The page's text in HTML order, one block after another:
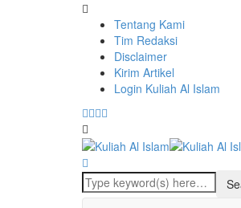
Tentang Kami
Tim Redaksi
Disclaimer
Kirim Artikel
Login Kuliah Al Islam